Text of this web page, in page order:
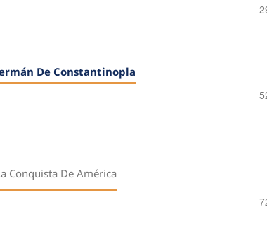
De Constantinopla
Conquista De América